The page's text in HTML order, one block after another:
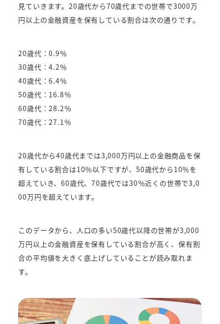
見ていきます。20歳代から70歳代までの世帯で3000万
円以上の金融資産を保有している割合は次の通りです。
20歳代：0.9％
30歳代：4.2％
40歳代：6.4％
50歳代：16.8％
60歳代：28.2％
70歳代：27.1％
20歳代から40歳代までは3,000万円以上の金融商品を保
有している割合は10％以下ですが、50歳代から10％を
超えていき、60歳代、70歳代では30％近くの世帯で3,0
00万円を超えています。
このデータから、人口の多い50歳代以降の世帯が3,000
万円以上の金融資産を保有している割合が高く、保有割
合の平均値を大きく底上げしていることが読み取れま
す。